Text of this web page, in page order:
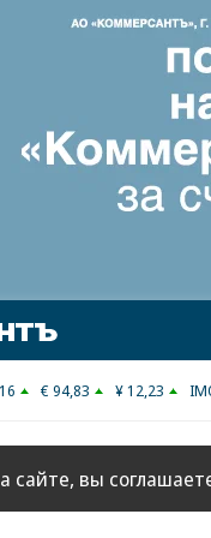
€ 94,83 ¥ 12,23
сайте, вы